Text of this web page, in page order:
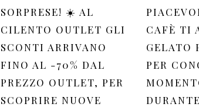
SORPRESE! ☀️ AL
CILENTO OUTLET GLI
SCONTI ARRIVANO
FINO AL -70% DAL
PREZZO OUTLET, PER
SCOPRIRE NUOVE
CAFÈ TI
GELATO
PER